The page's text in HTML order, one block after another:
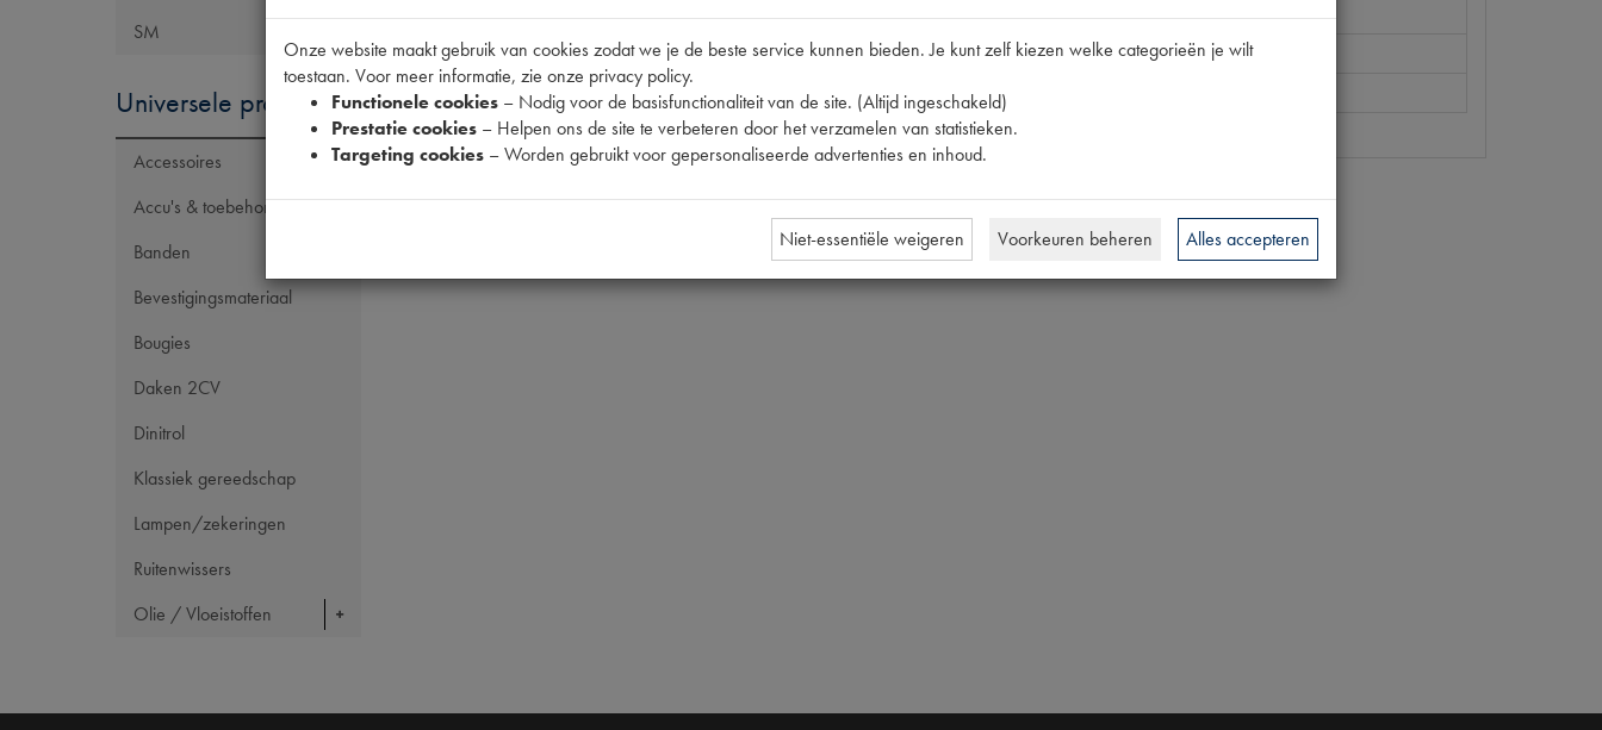
SM
Universele producten
Accessoires
Accu's & toebehoren
Banden
Bevestigingsmateriaal
Bougies
Daken 2CV
Dinitrol
Klassiek gereedschap
Lampen/zekeringen
Ruitenwissers
Olie / Vloeistoffen
OE Citroën
997906
Codes
165003 | 20001 | 997906 | DOT4 | FMVSS DOT-4 | P1
Maten
[PW 2]
Onze website maakt gebruik van cookies zodat we je de beste service kunnen bieden. Je kunt zelf kiezen welke categorieën je wilt
toestaan. Voor meer informatie, zie onze privacy policy.
Functionele cookies – Nodig voor de basisfunctionaliteit van de site. (Altijd ingeschakeld)
Prestatie cookies – Helpen ons de site te verbeteren door het verzamelen van statistieken.
Targeting cookies – Worden gebruikt voor gepersonaliseerde advertenties en inhoud.
Niet-essentiële weigeren Voorkeuren beheren Alles accepteren